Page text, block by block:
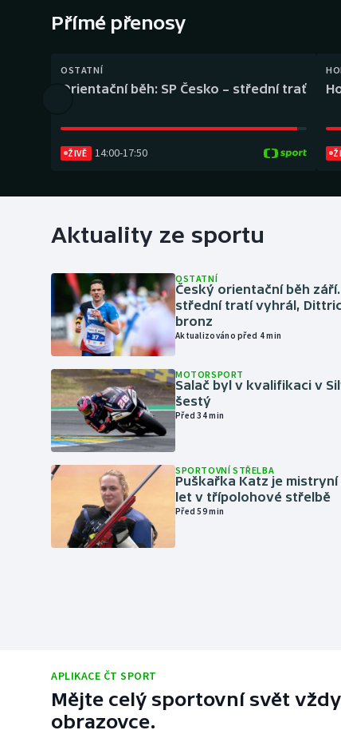
Florbal
Golf
Gymnastika
Přímé přenosy
OSTATNÍ
Orientační běh: SP Česko – střední trať
ŽIVĚ 14:00-17:50
Aktuality ze sportu
OSTATNÍ
Český orientační běh
střední tratí vyhrál,
bronz
Aktualizováno před 4 min
MOTORSPORT
Salač byl v kvalifikaci v
šestý
Před 34 min
SPORTOVNÍ STŘELBA
Puškařka Katz je mistryní
let v třípolohové střelbě
Před 59 min
APLIKACE ČT SPORT
Mějte celý sportovní svět
obrazovce.